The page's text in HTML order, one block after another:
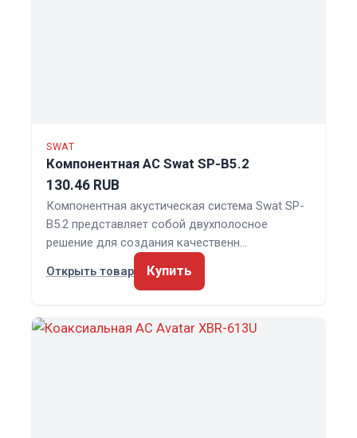
SWAT
Компонентная АС Swat SP-B5.2
130.46 RUB
Компонентная акустическая система Swat SP-
B5.2 представляет собой двухполосное
решение для создания качественн…
Открыть товар
Купить